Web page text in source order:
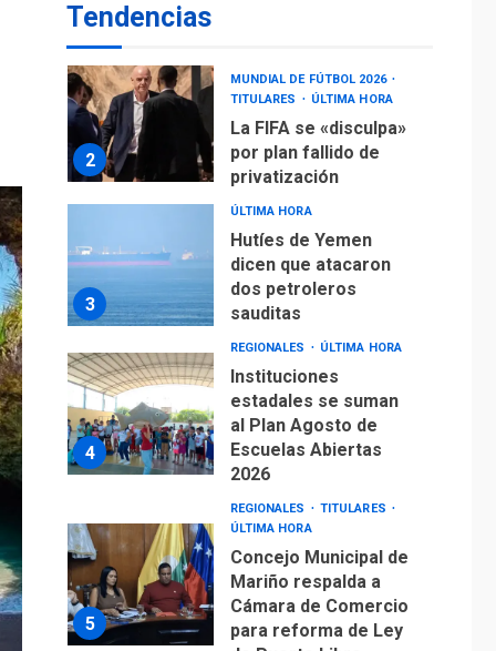
Tendencias
3
Hutíes de Yemen
dicen que atacaron
dos petroleros
sauditas
REGIONALES ÚLTIMA HORA
Instituciones
estadales se suman
al Plan Agosto de
Escuelas Abiertas
2026
5
ÚLTIMA HORA
Concejo Municipal de
Mariño respalda a
Cámara de Comercio
para reforma de Ley
de Puerto Libre
6
POLÍTICA
TITULARES
ÚLTIMA HORA
CNP plantea incluir
Libertad de Expresión
en agenda de
negociación con